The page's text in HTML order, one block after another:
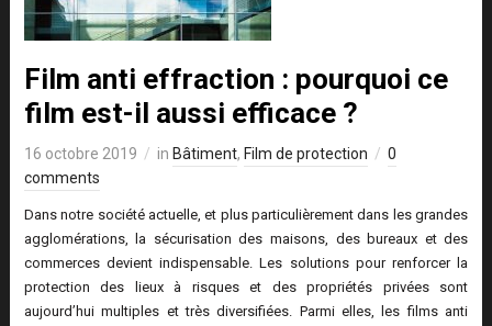
Film anti effraction : pourquoi ce
film est-il aussi efficace ?
16 octobre 2019 in Bâtiment, Film de protection
0
comments
Dans notre société actuelle, et plus particulièrement dans les grandes
agglomérations, la sécurisation des maisons, des bureaux et des
commerces devient indispensable. Les solutions pour renforcer la
protection des lieux à risques et des propriétés privées sont
aujourd’hui multiples et très diversifiées. Parmi elles, les films anti